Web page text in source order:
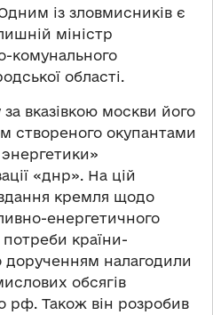
із зловмисників є
міністр
комунального
області.
вказівкою москви його
створеного окупантами
«днр». На цій
кремля щодо
енергетичного
потреби країни-
дорученням налагодили
обсягів
рф. Також він розробив